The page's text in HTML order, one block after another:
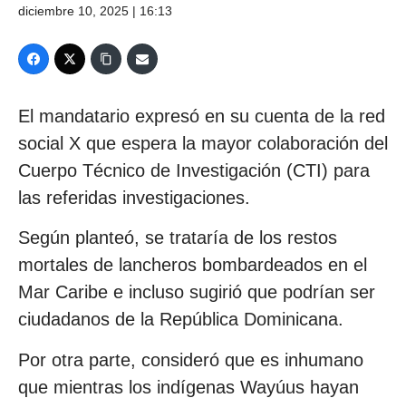
diciembre 10, 2025 | 16:13
El mandatario expresó en su cuenta de la red
social X que espera la mayor colaboración del
Cuerpo Técnico de Investigación (CTI) para
las referidas investigaciones.
Según planteó, se trataría de los restos
mortales de lancheros bombardeados en el
Mar Caribe e incluso sugirió que podrían ser
ciudadanos de la República Dominicana.
Por otra parte, consideró que es inhumano
que mientras los indígenas Wayúus hayan